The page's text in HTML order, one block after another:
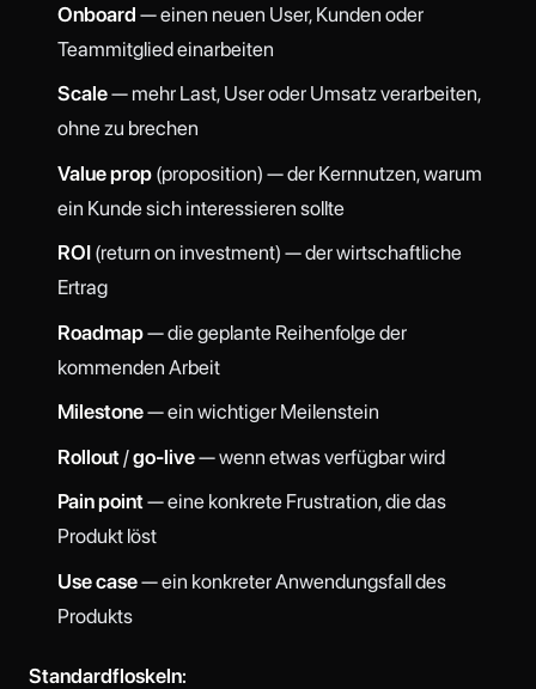
Onboard — einen neuen User, Kunden oder
Teammitglied einarbeiten
Scale— mehr Last, User oder Umsatz verarbeiten,
ohne zu brechen
Value prop(proposition) — der Kernnutzen, warum
ein Kunde sich interessieren sollte
ROI(return on investment) — der wirtschaftliche
Ertrag
Roadmap— die geplante Reihenfolge der
kommenden Arbeit
Milestone— ein wichtiger Meilenstein
Rollout/go-live— wenn etwas verfügbar wird
Pain point— eine konkrete Frustration, die das
Produkt löst
Use case— ein konkreter Anwendungsfall des
Produkts
Standardfloskeln: